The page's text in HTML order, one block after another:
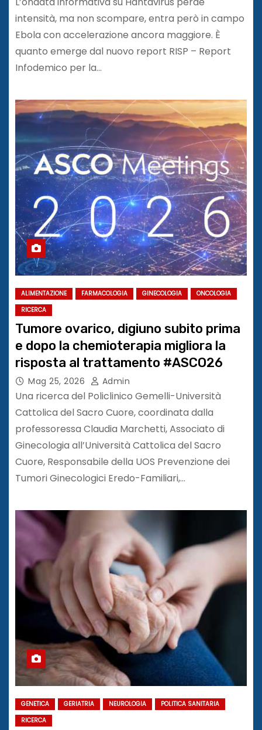
intensità, ma non scompare, entra però in campo
Ebola con accelerazione ancora maggiore. È
quanto emerge dal nuovo report RISP – Report
Infodemico per la…
ALIMENTAZIONE FARMACOLOGIA GINECOLOGIA
ONCOLOGIA
RICERCA
Tumore ovarico, digiuno subito prima
e dopo la chemioterapia migliora la
risposta al trattamento #ASCO26
Mag 25, 2026 Admin
Una ricerca del Policlinico Gemelli-Università
Cattolica del Sacro Cuore, coordinata dalla
professoressa Claudia Marchetti, Associato di
Ginecologia all’Università Cattolica del Sacro
Cuore, Responsabile della UOS Prevenzione dei
Tumori Ginecologici Eredo-Familiari,…
GENETICA GERIATRIA NEUROLOGIA
POLITICA SANITARIA
RICERCA